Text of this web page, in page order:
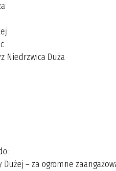
Niedrzwica Duża
– za ogromne